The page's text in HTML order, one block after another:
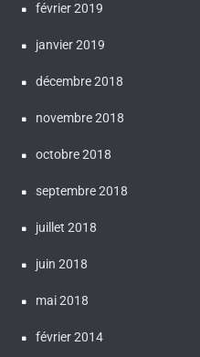
février 2019
janvier 2019
décembre 2018
novembre 2018
octobre 2018
septembre 2018
juillet 2018
juin 2018
mai 2018
février 2014